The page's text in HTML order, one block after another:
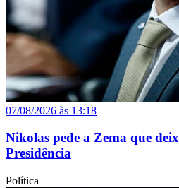
07/08/2026 às 13:18
Nikolas pede a Zema que
Presidência
Política